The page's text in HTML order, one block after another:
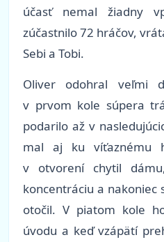
účasť nemal žiadny
zúčastnilo 72 hráčov,
Sebi a Tobi.
Oliver odohral veľmi
v prvom kole súpera
podarilo až v
mal aj ku víťaznému
v otvorení chytil
koncentráciu a nakoniec
otočil. V piatom kole
úvodu a keď vzápätí